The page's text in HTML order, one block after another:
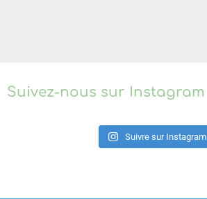
Suivez-nous sur Instagram
Suivre sur Instagram